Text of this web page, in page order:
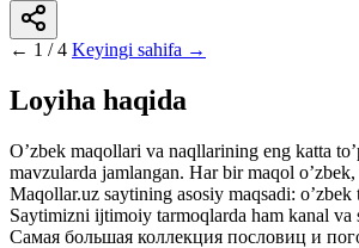
← 1 / 4 Keyingi sahifa →
Loyiha haqida
Oʼzbek maqollari va naqllarining eng katta
mavzularda jamlangan. Har bir maqol
Maqollar.uz saytining asosiy maqsadi:
Saytimizni ijtimoiy tarmoqlarda ham kanal va
Самая большая коллекция пословиц и